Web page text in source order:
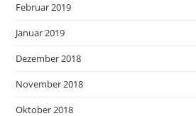
Februar 2019
Januar 2019
Dezember 2018
November 2018
Oktober 2018